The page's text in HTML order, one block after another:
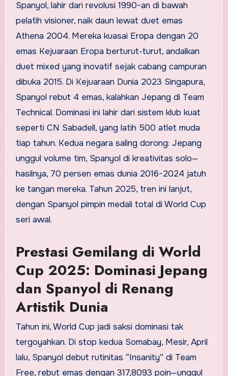
Spanyol, lahir dari revolusi 1990-an di bawah
pelatih visioner, naik daun lewat duet emas
Athena 2004. Mereka kuasai Eropa dengan 20
emas Kejuaraan Eropa berturut-turut, andalkan
duet mixed yang inovatif sejak cabang campuran
dibuka 2015. Di Kejuaraan Dunia 2023 Singapura,
Spanyol rebut 4 emas, kalahkan Jepang di Team
Technical. Dominasi ini lahir dari sistem klub kuat
seperti CN Sabadell, yang latih 500 atlet muda
tiap tahun. Kedua negara saling dorong: Jepang
unggul volume tim, Spanyol di kreativitas solo—
hasilnya, 70 persen emas dunia 2016-2024 jatuh
ke tangan mereka. Tahun 2025, tren ini lanjut,
dengan Spanyol pimpin medali total di World Cup
seri awal.
Prestasi Gemilang di World
Cup 2025: Dominasi Jepang
dan Spanyol di Renang
Artistik Dunia
Tahun ini, World Cup jadi saksi dominasi tak
tergoyahkan. Di stop kedua Somabay, Mesir, April
lalu, Spanyol debut rutinitas “Insanity” di Team
Free, rebut emas dengan 317,8093 poin—unggul